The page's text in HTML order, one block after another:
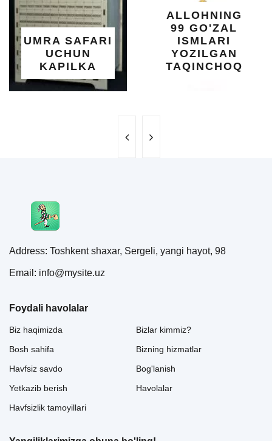
ALLOHNING
99 GO'ZAL
ISMLARI
TAQINCHOQ
Address: Toshkent shaxar, Sergeli, yangi hayot, 98
Email: info@mysite.uz
Foydali havolalar
Biz haqimizda
Bosh sahifa
Havfsiz savdo
Yetkazib berish
Havfsizlik tamoyillari
Bizlar kimmiz?
Bizning hizmatlar
Bog'lanish
Havolalar